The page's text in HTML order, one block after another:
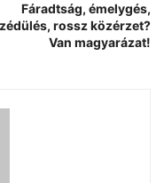
Fáradtság, émelygés,
rossz közérzet?
Van magyarázat!